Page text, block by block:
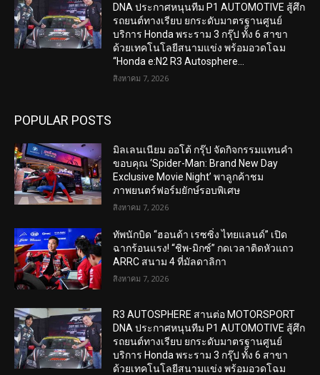
DNA ประกาศหนุนทีม P1 AUTOMOTIVE สู้ศึก
รถยนต์ทางเรียบ ยกระดับมาตรฐานศูนย์
บริการ Honda พระราม 3 กรุ๊ป ทั้ง 6 สาขา
ด้วยเทคโนโลยีสนามแข่ง พร้อมอวดโฉม
“Honda e:N2 R3 Autosphere...
สิงหาคม 7, 2026
POPULAR POSTS
มิลเลนเนียม ออโต้ กรุ๊ป จัดกิจกรรมแทนคำ
ขอบคุณ ‘Spider-Man: Brand New Day
Exclusive Movie Night’ พาลูกค้าชม
ภาพยนตร์ฟอร์มยักษ์รอบพิเศษ
สิงหาคม 7, 2026
ทัพนักบิด “ฮอนด้า เรซซิ่ง ไทยแลนด์” เปิด
ฉากร้อนแรง! “ชิพ-มิกซ์” กดเวลาติดหัวแถว
ARRC สนาม 4 ที่มัลดาลิกา
สิงหาคม 7, 2026
R3 AUTOSPHERE สานต่อ MOTORSPORT
DNA ประกาศหนุนทีม P1 AUTOMOTIVE สู้ศึก
รถยนต์ทางเรียบ ยกระดับมาตรฐานศูนย์
บริการ Honda พระราม 3 กรุ๊ป ทั้ง 6 สาขา
ด้วยเทคโนโลยีสนามแข่ง พร้อมอวดโฉม